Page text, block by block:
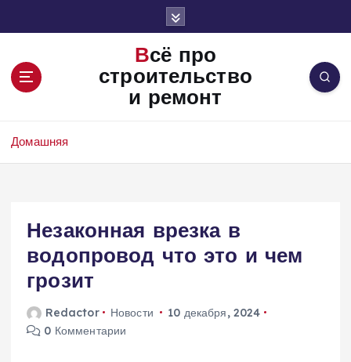
Всё про
строительство
и ремонт
Домашняя
Незаконная врезка в
водопровод что это и чем
грозит
Redactor Новости
10 декабря, 2024
0 Комментарии